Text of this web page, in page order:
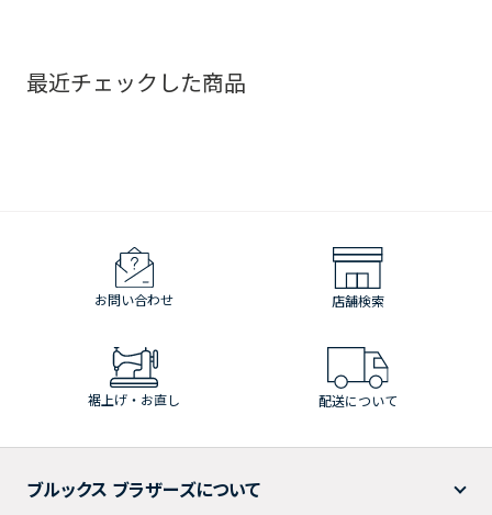
最近チェックした商品
お問い合わせ 店舗検索
裾上げ・お直し 配送について
ブルックス ブラザーズについて